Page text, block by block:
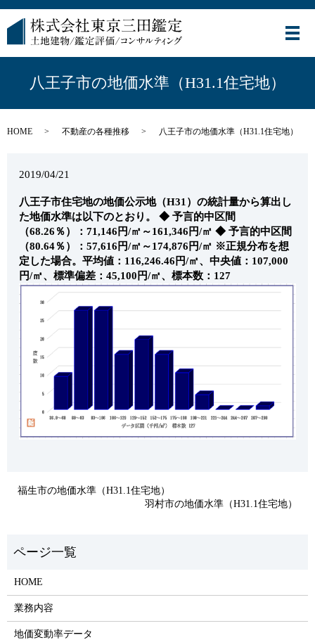
メ
八王子市の地価水準（H31.1住宅地）
HOME 不動産の各種推移 八王子市の地価水準（H31.1住宅地）
2019/04/21
八王子市住宅地の地価公示地（H31）の統計量から算出し
た地価水準は以下のとおり。
◆ 予言的中区間
（68.26％）：71,146円/㎡～161,346円/㎡ ◆ 予言的中区間
（80.64％）：57,616円/㎡～174,876円/㎡ ※正規分布を想
定した場合。平均値：116,246.46円/㎡、中央値：107,000
円/㎡、標準偏差：45,100円/㎡、標本数：127
福生市の地価水準（H31.1住宅地）
羽村市の地価水準（H31.1住宅地）
HOME
業務内容
地価変動率データ